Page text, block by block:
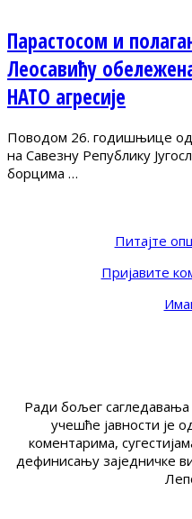
Парастосом и
Леосавићу
НАТО агресије
Поводом 26. годишњице
на Савезну Републику
борцима …
Питајте
Пријавите
Ради бољег
учешће јавности је
коментарима,
дефинисању заједничке